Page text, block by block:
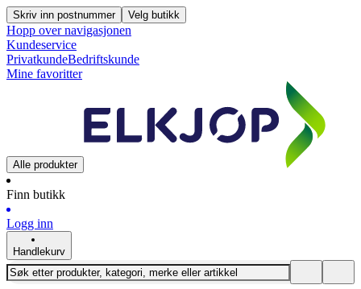
Skriv inn postnummer Velg butikk
Hopp over navigasjonen
Kundeservice
PrivatkundeBedriftskunde
Mine favoritter
Alle produkter
Finn butikk
Logg inn
Handlekurv